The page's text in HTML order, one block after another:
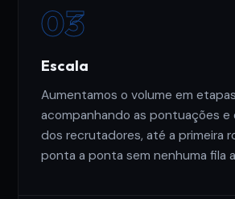
03
Escala
Aumentamos o volume em
acompanhando as pontuações e
dos recrutadores, até a primeira
ponta a ponta sem nenhuma fila